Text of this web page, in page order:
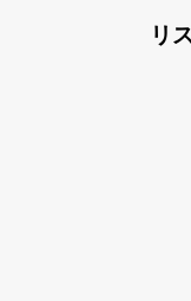
リ